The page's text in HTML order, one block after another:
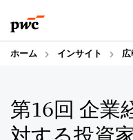
to
content
to
footer
ホーム インサイト 広
第16回 企業